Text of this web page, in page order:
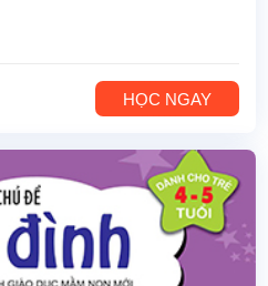
HỌC NGAY